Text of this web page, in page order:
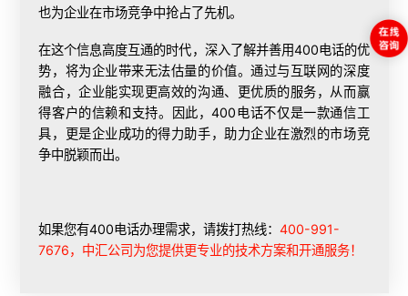
也为企业在市场竞争中抢占了先机。
在这个信息高度互通的时代，深入了解并善用400电话的优
势，将为企业带来无法估量的价值。通过与互联网的深度
融合，企业能实现更高效的沟通、更优质的服务，从而赢
得客户的信赖和支持。因此，400电话不仅是一款通信工
具，更是企业成功的得力助手，助力企业在激烈的市场竞
争中脱颖而出。
如果您有400电话办理需求，请拨打热线：400-991-
7676，中汇公司为您提供更专业的技术方案和开通服务！